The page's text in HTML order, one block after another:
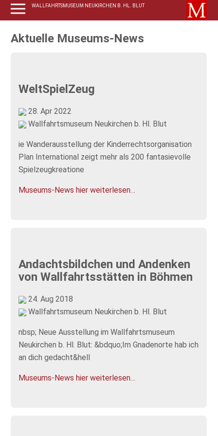
WALLFAHRTSMUSEUM NEUKIRCHEN B. HL. BLUT
Aktuelle Museums-News
WeltSpielZeug
28. Apr 2022
Wallfahrtsmuseum Neukirchen b. Hl. Blut
ie Wanderausstellung der Kinderrechtsorganisation
Plan International zeigt mehr als 200 fantasievolle
Spielzeugkreatione
Museums-News hier weiterlesen…
Andachtsbildchen und Andenken
von Wallfahrtsstätten in Böhmen
24. Aug 2018
Wallfahrtsmuseum Neukirchen b. Hl. Blut
nbsp; Neue Ausstellung im Wallfahrtsmuseum
Neukirchen b. Hl. Blut: &bdquo;Im Gnadenorte hab ich
an dich gedacht&hell
Museums-News hier weiterlesen…